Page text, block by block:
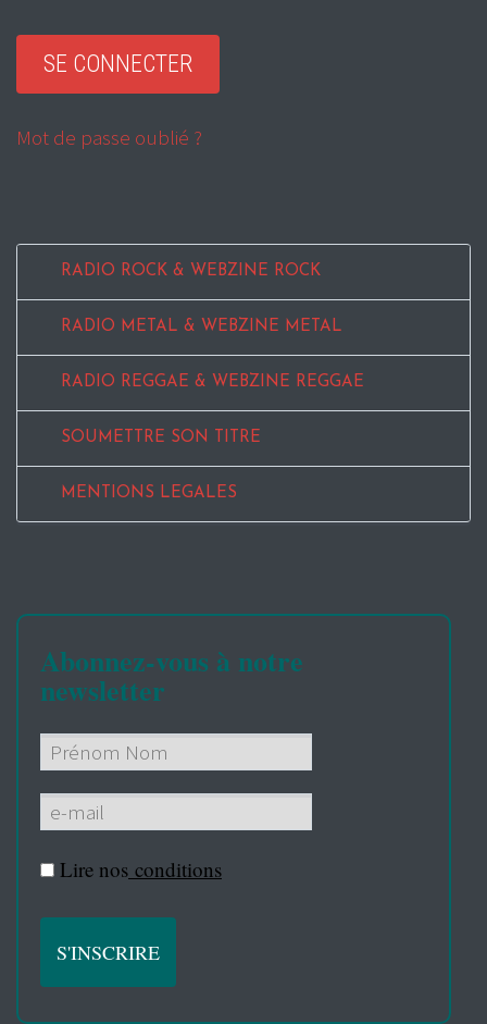
Mot de passe oublié ?
RADIO ROCK & WEBZINE ROCK
RADIO METAL & WEBZINE METAL
RADIO REGGAE & WEBZINE REGGAE
SOUMETTRE SON TITRE
MENTIONS LEGALES
Abonnez-vous à notre
newsletter
Lire nos conditions